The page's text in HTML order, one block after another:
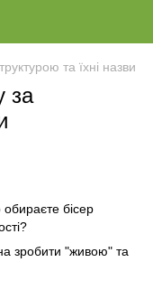
та їхні назви
за
обираєте бісер
зробити "живою" та